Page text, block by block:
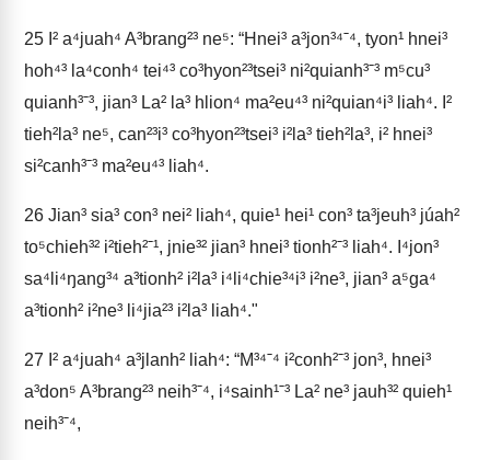
25 I² a⁴juah⁴ A³brang²³ ne⁵: “Hnei³ a³jon³⁴ˉ⁴, tyon¹ hnei³
hoh⁴³ la⁴conh⁴ tei⁴³ co³hyon²³tsei³ ni²quianh³ˉ³ m⁵cu³
quianh³ˉ³, jian³ La² la³ hlion⁴ ma²eu⁴³ ni²quian⁴i³ liah⁴. I²
tieh²la³ ne⁵, can²³i³ co³hyon²³tsei³ i²la³ tieh²la³, i² hnei³
si²canh³ˉ³ ma²eu⁴³ liah⁴.
26 Jian³ sia³ con³ nei² liah⁴, quie¹ hei¹ con³ ta³jeuh³ júah²
to⁵chieh³² i²tieh²ˉ¹, jnie³² jian³ hnei³ tionh²ˉ³ liah⁴. I⁴jon³
sa⁴li⁴ŋang³⁴ a³tionh² i²la³ i⁴li⁴chie³⁴i³ i²ne³, jian³ a⁵ga⁴
a³tionh² i²ne³ li⁴jia²³ i²la³ liah⁴."
27 I² a⁴juah⁴ a³jlanh² liah⁴: “M³⁴ˉ⁴ i²conh²ˉ³ jon³, hnei³
a³don⁵ A³brang²³ neih³ˉ⁴, i⁴sainh¹ˉ³ La² ne³ jauh³² quieh¹
neih³ˉ⁴,